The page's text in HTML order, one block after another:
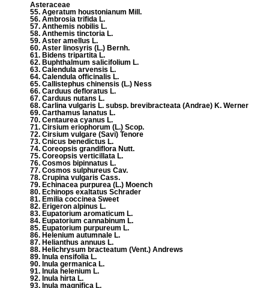
Asteraceae
55. Ageratum houstonianum Mill.
56. Ambrosia trifida L.
57. Anthemis nobilis L.
58. Anthemis tinctoria L.
59. Aster amellus L.
60. Aster linosyris (L.) Bernh.
61. Bidens tripartita L.
62. Buphthalmum salicifolium L.
63. Calendula arvensis L.
64. Calendula officinalis L.
65. Callistephus chinensis (L.) Ness
66. Carduus defloratus L.
67. Carduus nutans L.
68. Carlina vulgaris L. subsp. brevibracteata (Andrae) K. Werner
69. Carthamus lanatus L.
70. Centaurea cyanus L.
71. Cirsium eriophorum (L.) Scop.
72. Cirsium vulgare (Savi) Tenore
73. Cnicus benedictus L.
74. Coreopsis grandiflora Nutt.
75. Coreopsis verticillata L.
76. Cosmos bipinnatus L.
77. Cosmos sulphureus Cav.
78. Crupina vulgaris Cass.
79. Echinacea purpurea (L.) Moench
80. Echinops exaltatus Schrader
81. Emilia coccinea Sweet
82. Erigeron alpinus L.
83. Eupatorium aromaticum L.
84. Eupatorium cannabinum L.
85. Eupatorium purpureum L.
86. Helenium autumnale L.
87. Helianthus annuus L.
88. Helichrysum bracteatum (Vent.) Andrews
89. Inula ensifolia L.
90. Inula germanica L.
91. Inula helenium L.
92. Inula hirta L.
93. Inula magnifica L.